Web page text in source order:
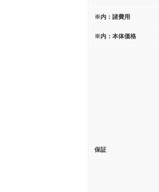
※内：諸費用
※内：本体価格
保証